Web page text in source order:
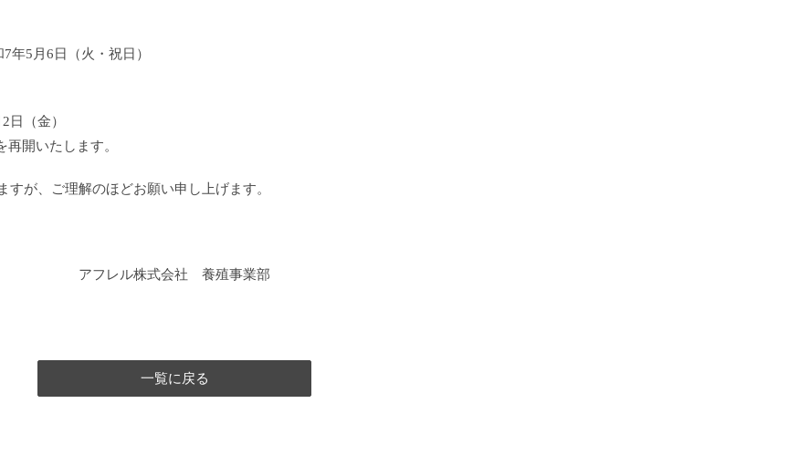
7年5月6日（火・祝日）
（金）
開いたします。
が、ご理解のほどお願い申し上げます。
アフレル株式会社 養殖事業部
一覧に戻る